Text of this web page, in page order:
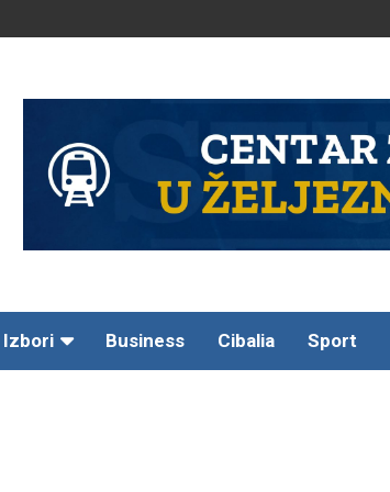
Izbori Business Cibalia Sport